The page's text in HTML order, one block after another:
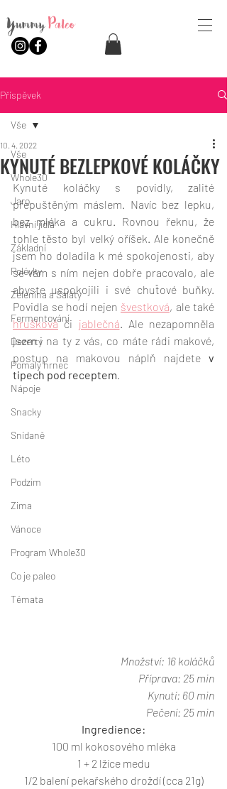
YummyPaleo
Příspěvek
Vše
Whole30
Jaro
Hlavní jídla
Základní
Polévky
Zelenina a Saláty
Fermentování
Dezerty
Pomalý hrnec
Nápoje
Snacky
Snídaně
Léto
Podzim
Zima
Vánoce
Program Whole30
Co je paleo
Témata
Vše
KYNUTÉ BEZLEPKOVÉ KOLÁČKY
10. 4. 2022
Kynuté koláčky s povidly, zalité
přepuštěným máslem. Navíc bez lepku,
bez mléka a cukru. Rovnou řeknu, že
tohle těsto byl velký oříšek. Ale konečně
jsem ho doladila k mé spokojenosti, aby
se vám s ním nejen dobře pracovalo, ale
abyste uspokojili i své chuťové buňky.
Povidla se hodí nejen švestková
hrušková či jablečná. Ale nezapomněla
jsem i na ty z vás, co máte rádi makové,
postup na makovou náplň najdete v
tipech pod receptem.
Množství: 16 koláčků
Příprava: 25 min
Kynutí: 60 min
Pečení: 25 min
Ingredience:
100 ml kokosového mléka
1 + 2 lžíce medu
1/2 balení pekařského droždí (cca 21g)